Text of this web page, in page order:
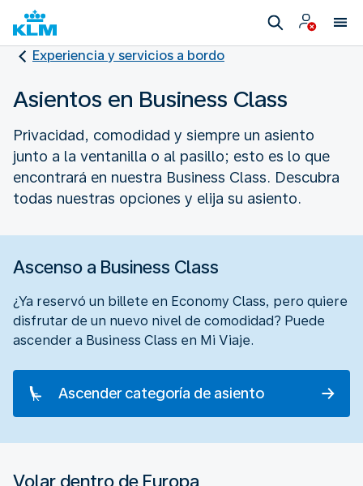
Experiencia y servicios a bordo
Asientos en Business Class
Privacidad, comodidad y siempre un asiento
junto a la ventanilla o al pasillo; esto es lo que
encontrará en nuestra Business Class. Descubra
todas nuestras opciones y elija su asiento.
Ascenso a Business Class
¿Ya reservó un billete en Economy Class, pero quiere
disfrutar de un nuevo nivel de comodidad? Puede
ascender a Business Class en Mi Viaje.
Ascender categoría de asiento
Volar dentro de Europa